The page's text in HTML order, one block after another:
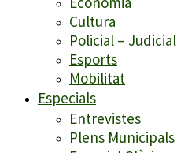
Cultura
Policial – Judicial
Esports
Mobilitat
Especials
Entrevistes
Plens Municipals